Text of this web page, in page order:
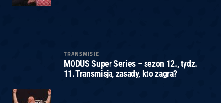
TRANSMISJE
MODUS Super Series – sezon 12., tydz.
11. Transmisja, zasady, kto zagra?